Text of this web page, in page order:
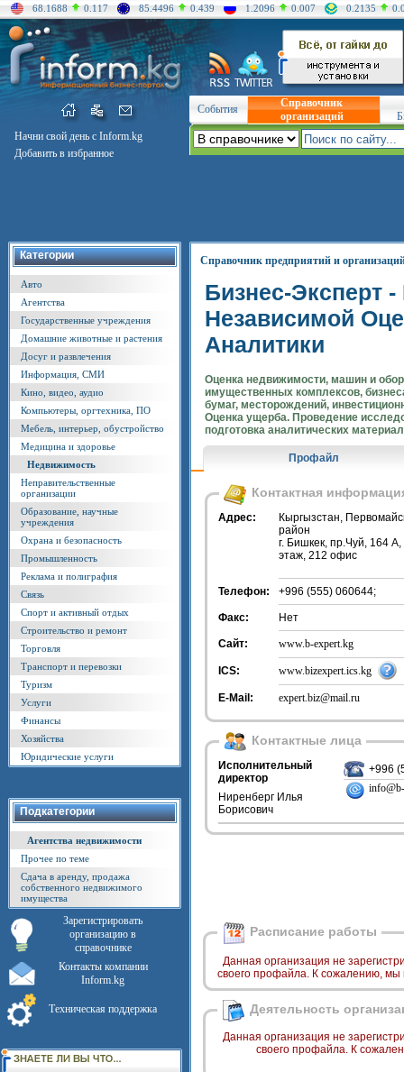
68.1688 0.117 85.4496 0.439 1.2096 0.007 0.2135
Начни свой день с Inform.kg
Добавить в избранное
События
Справочник
организаций
Категории
Авто
Агентства
Государственные учреждения
Домашние животные и растения
Досуг и развлечения
Информация, СМИ
Кино, видео, аудио
Компьютеры, оргтехника, ПО
Мебель, интерьер, обустройство
Медицина и здоровье
Недвижимость
Неправительственные
организации
Образование, научные
учреждения
Охрана и безопасность
Промышленность
Реклама и полиграфия
Связь
Спорт и активный отдых
Строительство и ремонт
Торговля
Транспорт и перевозки
Туризм
Услуги
Финансы
Хозяйства
Юридические услуги
Подкатегории
Агентства недвижимости
Прочее по теме
Сдача в аренду, продажа
собственного недвижимого
имущества
Зарегистрировать
организацию в
справочнике
Контакты компании
Inform.kg
Техническая поддержка
Справочник предприятий и
Бизнес-Эксперт -
Независимой
Аналитики
Оценка недвижимости, машин и
имущественных комплексов,
бумаг, месторождений,
Оценка ущерба. Проведение
подготовка аналитических
Профайл
Контактная
Адрес:
Кыргызстан,
район
г. Бишкек, пр.Чуй, 164 А,
этаж, 212 офис
Телефон: +996 (555) 060644;
Факс: Нет
Сайт: www.b-expert.kg
ICS: www.bizexpert.ics.kg
E-Mail: expert.biz@mail.ru
Контактные лица
Исполнительный
директор
Ниренберг Илья
Борисович
+996
Расписание работы
Данная организация не
своего профайла. К сожалению,
Деятельность
Данная организация не
своего профайла. К